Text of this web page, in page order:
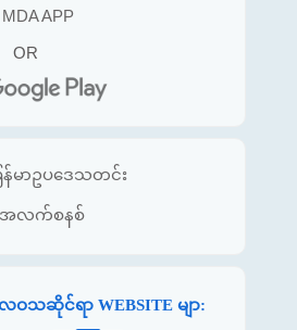
MDA APP
OR
ြန်မာဥပဒေသတင်း
လက်စနစ်
ဝသဆိုင်ရာ WEBSITE မျာ: